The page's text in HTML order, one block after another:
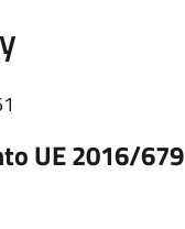
UE 2016/679